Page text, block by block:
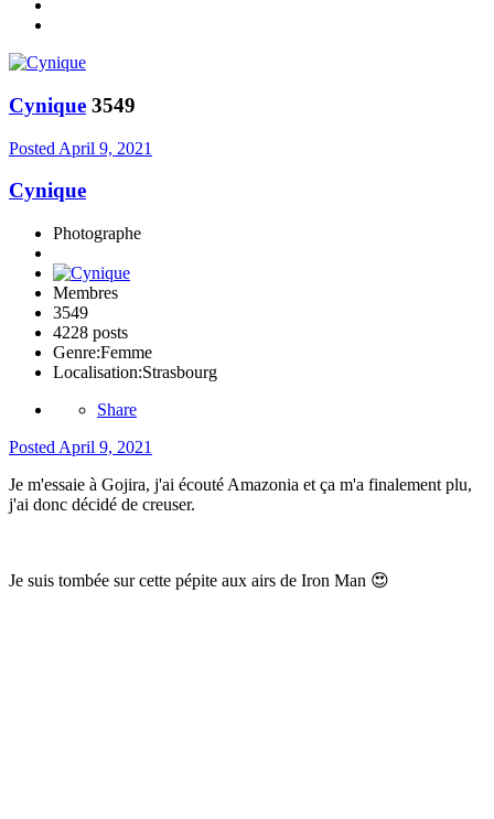
Cynique 3549
Posted April 9, 2021
Cynique
Photographe
Membres
3549
4228 posts
Genre:Femme
Localisation:Strasbourg
Share
Posted April 9, 2021
Je m'essaie à Gojira, j'ai écouté Amazonia et ça m'a finalement plu,
j'ai donc décidé de creuser.
Je suis tombée sur cette pépite aux airs de Iron Man 😍